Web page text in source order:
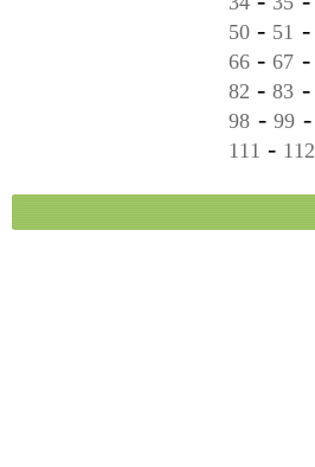
50 - 51 -
66 -67 -
82 -83 -
98 -99 -
111 - 112